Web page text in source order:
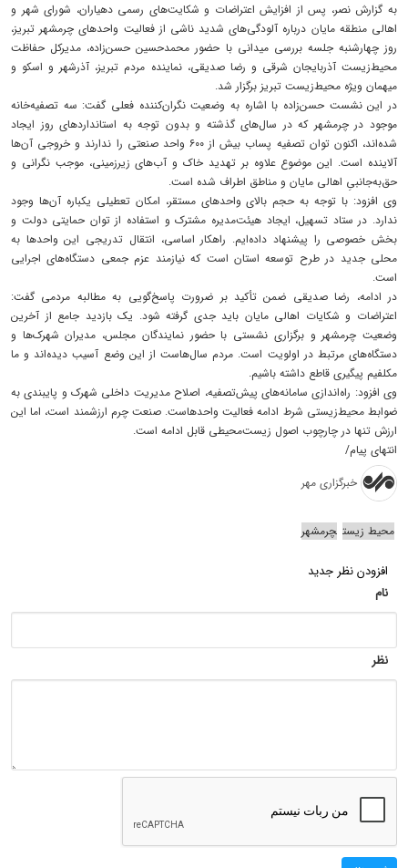
به گزارش نصر، پس از افزایش اعتراضات و شکایت‌های رسمی دهیاران، شورای شهر و
اهالی منطقه مایان درباره آلودگی‌های شدید ناشی از فعالیت واحدهای چرمشهر تبریز،
روز چهارشنبه جلسه بررسی میدانی با حضور محمدحسین حسن‌زاده، مدیرکل حفاظت
محیط‌زیست آذربایجان شرقی و رضا صدیقی، نماینده مردم تبریز، آذرشهر و اسکو و
میهمان ویژه محیط‌زیست تبریز برگزار شد.
در این نشست حسن‌زاده با اشاره به وضعیت نگران‌کننده فعلی گفت: سه تصفیه‌خانه
موجود در چرمشهر که در سال‌های گذشته و بدون توجه به استانداردهای روز ایجاد
شده‌اند، اکنون توان تصفیه پساب بیش از ۶۰۰ واحد صنعتی را ندارند و خروجی آن‌ها
آلاینده است. این موضوع علاوه بر تهدید خاک و آب‌های زیرزمینی، موجب نگرانی و
حق‌به‌جانبیِ اهالی مایان و مناطق اطراف شده است.
وی افزود: با توجه به حجم بالای واحدهای مستقر، امکان تعطیلی یکباره آن‌ها وجود
ندارد. در ستاد تسهیل، ایجاد هیئت‌مدیره مشترک و استفاده از توان حمایتی دولت و
بخش خصوصی را پیشنهاد داده‌ایم. راهکار اساسی، انتقال تدریجی این واحدها به
محلی جدید در طرح توسعه استان است که نیازمند عزم جمعی دستگاه‌های اجرایی
است.
در ادامه، رضا صدیقی ضمن تأکید بر ضرورت پاسخ‌گویی به مطالبه مردمی گفت:
اعتراضات و شکایات اهالی مایان باید جدی گرفته شود. یک بازدید جامع از آخرین
وضعیت چرمشهر و برگزاری نشستی با حضور نمایندگان مجلس، مدیران شهرک‌ها و
دستگاه‌های مرتبط در اولویت است. مردم سال‌هاست از این وضع آسیب دیده‌اند و ما
مکلفیم پیگیری قاطع داشته باشیم.
وی افزود: راه‌اندازی سامانه‌های پیش‌تصفیه، اصلاح مدیریت داخلی شهرک و پایبندی به
ضوابط محیط‌زیستی شرط ادامه فعالیت واحدهاست. صنعت چرم ارزشمند است، اما این
ارزش تنها در چارچوب اصول زیست‌محیطی قابل ادامه است.
انتهای پیام/
خبرگزاری مهر
محیط زیست چرمشهر
افزودن نظر جدید
نام
نظر